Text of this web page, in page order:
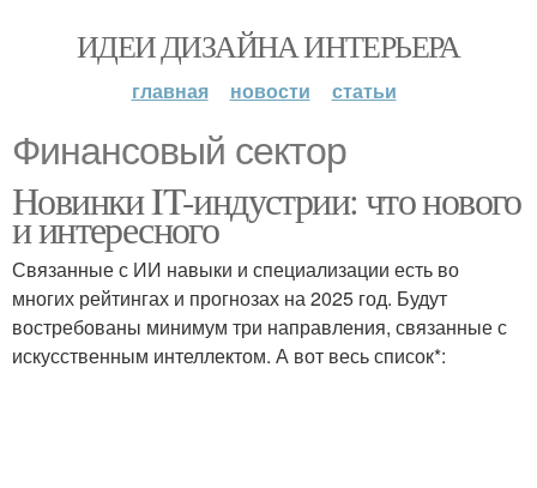
ИДЕИ ДИЗАЙНА ИНТЕРЬЕРА
главная новости статьи
Финансовый сектор
Новинки IT-индустрии: что нового
и интересного
Связанные с ИИ навыки и специализации есть во
многих рейтингах и прогнозах на 2025 год. Будут
востребованы минимум три направления, связанные с
искусственным интеллектом. А вот весь список*: